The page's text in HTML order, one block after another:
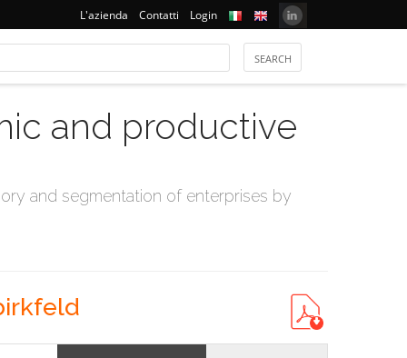
L'azienda Contatti Login
and productive
and segmentation of enterprises by